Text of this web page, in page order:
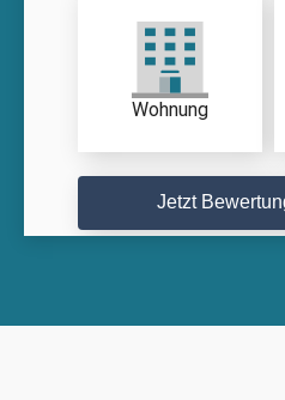
Wohnung
Jetzt